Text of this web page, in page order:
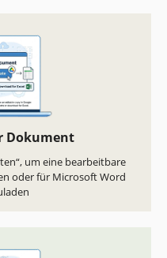
Dokument
um eine bearbeitbare
oder für Microsoft Word